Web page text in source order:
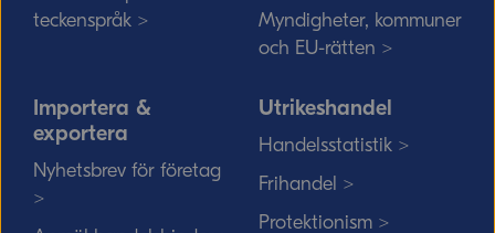
teckenspråk >
Myndigheter, kommuner
och EU-rätten >
Importera &
exportera
Nyhetsbrev för företag
>
Utrikeshandel
Handelsstatistik >
Frihandel >
Protektionism >